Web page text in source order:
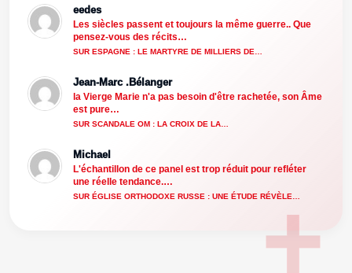
eedes
Les siècles passent et toujours la même guerre.. Que
pensez-vous des récits…
SUR ESPAGNE : LE MARTYRE DE MILLIERS DE…
Jean-Marc .Bélanger
la Vierge Marie n'a pas besoin d'être rachetée, son Âme
est pure…
SUR SCANDALE OM : LA CROIX DE LA…
Michael
L'échantillon de ce panel est trop réduit pour refléter
une réelle tendance.…
SUR ÉGLISE ORTHODOXE RUSSE : UNE ÉTUDE RÉVÈLE…